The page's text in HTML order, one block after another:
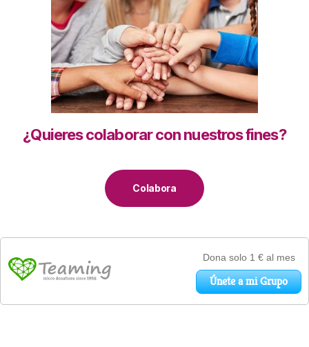
¿Quieres colaborar con nuestros fines?
Colabora